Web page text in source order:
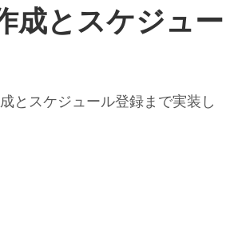
成とスケジュー
とスケジュール登録まで実装し